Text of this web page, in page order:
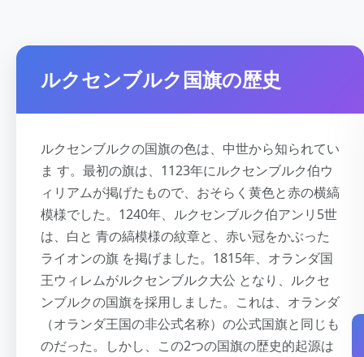
ルクセンブルク国旗の歴史
ルクセンブルクの国旗の色は、中世から知られてい
ま す。最初の旗は、1123年にルクセンブルク伯ウ
ィリアムが掲げたもので、おそらく黄色と赤の横縞
模様でした。1240年、ルクセンブルク伯アンリ5世
は、白と 青の縞模様の紋章と、赤い冠をかぶった
ライオンの旗 を掲げました。1815年、オランダ国
王ウィレムがルクセンブルク大公 となり、ルクセ
ンブルクの国旗を採用しました。これは、オランダ
（オランダ王国の非公式名称）の公式国旗と同じも
のだった。しかし、この2つの国旗の歴史的起源は